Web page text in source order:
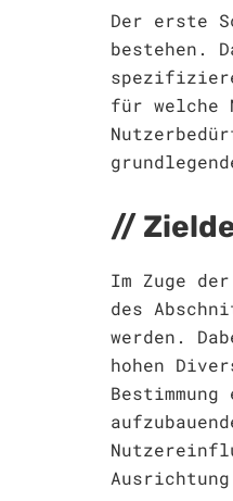
Der erste
bestehen.
für welche
Im Zuge
des
werden.
hohen